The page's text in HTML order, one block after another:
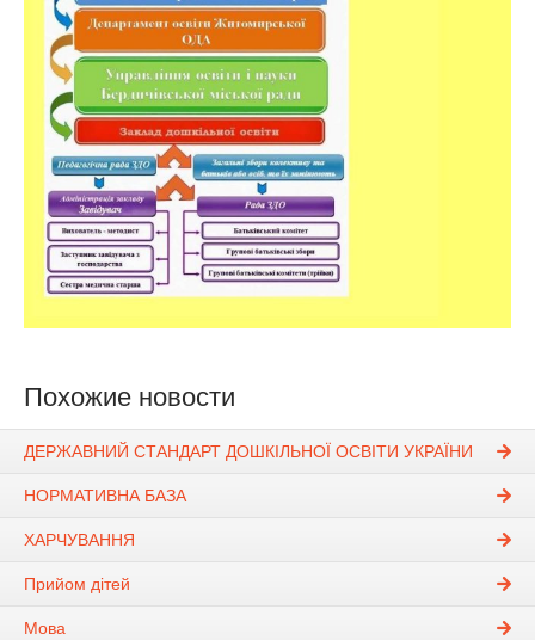
Похожие новости
ДЕРЖАВНИЙ СТАНДАРТ ДОШКІЛЬНОЇ ОСВІТИ УКРАЇНИ
НОРМАТИВНА БАЗА
ХАРЧУВАННЯ
Прийом дітей
Мова